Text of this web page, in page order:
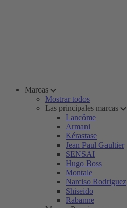
Marcas
Mostrar todos
Las principales marcas
Lancôme
Armani
Kérastase
Jean Paul Gaultier
SENSAI
Hugo Boss
Montale
Narciso Rodriguez
Shiseido
Rabanne